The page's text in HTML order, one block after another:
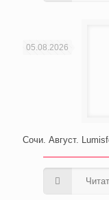
05.08.2026
Сочи. Август.